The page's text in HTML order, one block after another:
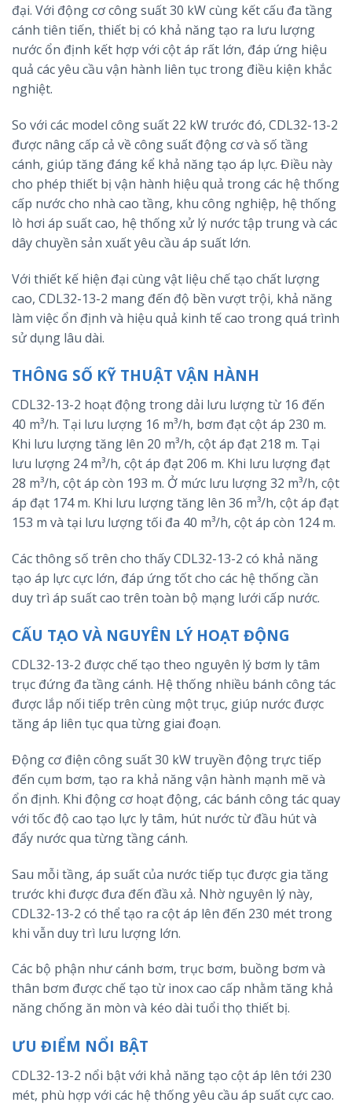
đại. Với động cơ công suất 30 kW cùng kết cấu đa tầng
cánh tiên tiến, thiết bị có khả năng tạo ra lưu lượng
nước ổn định kết hợp với cột áp rất lớn, đáp ứng hiệu
quả các yêu cầu vận hành liên tục trong điều kiện khắc
nghiệt.
So với các model công suất 22 kW trước đó, CDL32-13-2
được nâng cấp cả về công suất động cơ và số tầng
cánh, giúp tăng đáng kể khả năng tạo áp lực. Điều này
cho phép thiết bị vận hành hiệu quả trong các hệ thống
cấp nước cho nhà cao tầng, khu công nghiệp, hệ thống
lò hơi áp suất cao, hệ thống xử lý nước tập trung và các
dây chuyền sản xuất yêu cầu áp suất lớn.
Với thiết kế hiện đại cùng vật liệu chế tạo chất lượng
cao, CDL32-13-2 mang đến độ bền vượt trội, khả năng
làm việc ổn định và hiệu quả kinh tế cao trong quá trình
sử dụng lâu dài.
THÔNG SỐ KỸ THUẬT VẬN HÀNH
CDL32-13-2 hoạt động trong dải lưu lượng từ 16 đến
40 m³/h. Tại lưu lượng 16 m³/h, bơm đạt cột áp 230 m.
Khi lưu lượng tăng lên 20 m³/h, cột áp đạt 218 m. Tại
lưu lượng 24 m³/h, cột áp đạt 206 m. Khi lưu lượng đạt
28 m³/h, cột áp còn 193 m. Ở mức lưu lượng 32 m³/h, cột
áp đạt 174 m. Khi lưu lượng tăng lên 36 m³/h, cột áp đạt
153 m và tại lưu lượng tối đa 40 m³/h, cột áp còn 124 m.
Các thông số trên cho thấy CDL32-13-2 có khả năng
tạo áp lực cực lớn, đáp ứng tốt cho các hệ thống cần
duy trì áp suất cao trên toàn bộ mạng lưới cấp nước.
CẤU TẠO VÀ NGUYÊN LÝ HOẠT ĐỘNG
CDL32-13-2 được chế tạo theo nguyên lý bơm ly tâm
trục đứng đa tầng cánh. Hệ thống nhiều bánh công tác
được lắp nối tiếp trên cùng một trục, giúp nước được
tăng áp liên tục qua từng giai đoạn.
Động cơ điện công suất 30 kW truyền động trực tiếp
đến cụm bơm, tạo ra khả năng vận hành mạnh mẽ và
ổn định. Khi động cơ hoạt động, các bánh công tác quay
với tốc độ cao tạo lực ly tâm, hút nước từ đầu hút và
đẩy nước qua từng tầng cánh.
Sau mỗi tầng, áp suất của nước tiếp tục được gia tăng
trước khi được đưa đến đầu xả. Nhờ nguyên lý này,
CDL32-13-2 có thể tạo ra cột áp lên đến 230 mét trong
khi vẫn duy trì lưu lượng lớn.
Các bộ phận như cánh bơm, trục bơm, buồng bơm và
thân bơm được chế tạo từ inox cao cấp nhằm tăng khả
năng chống ăn mòn và kéo dài tuổi thọ thiết bị.
ƯU ĐIỂM NỔI BẬT
CDL32-13-2 nổi bật với khả năng tạo cột áp lên tới 230
mét, phù hợp với các hệ thống yêu cầu áp suất cực cao.